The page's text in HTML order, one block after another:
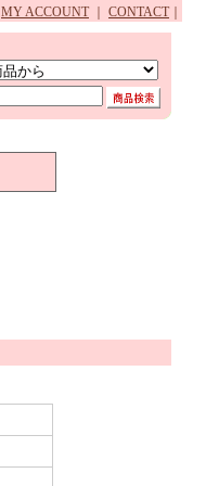
MY ACCOUNT CONTACT